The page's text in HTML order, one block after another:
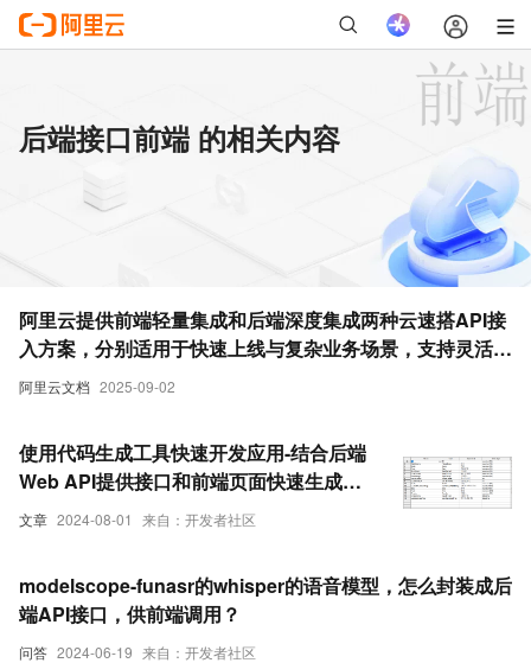
后端接口前端 的相关内容
阿里云文档 2025-09-02
阿里云提供前端轻量集成和后端深度集成两种云速搭API接
入方案，分别适用于快速上线与复杂业务场景，支持灵活选
择以满足不同客户需求。
文章 2024-08-01 来自：开发者社区
使用代码生成工具快速开发应用-结合后端
Web API提供接口和前端页面快速生成，
实现通用的业务编码规则管理
问答 2024-06-19 来自：开发者社区
modelscope-funasr的whisper的语音模型，怎么封装成后
端API接口，供前端调用？